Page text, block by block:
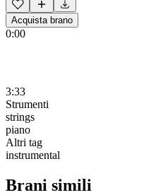
Acquista brano
0:00
3:33
Strumenti
strings
piano
Altri tag
instrumental
Brani simili